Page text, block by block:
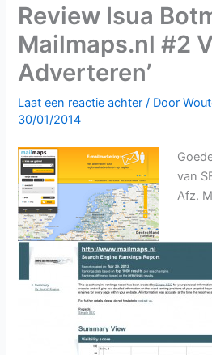
Review Isua
Mailmaps.nl #2
Adverteren’
Laat een reactie achter / Door
30/01/2014
van
Afz.